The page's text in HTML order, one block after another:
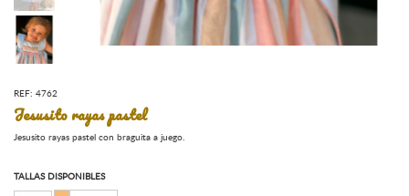
REF: 4762
Jesusito rayas pastel
Jesusito rayas pastel con braguita a juego.
TALLAS DISPONIBLES